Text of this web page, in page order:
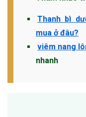
Thanh bì
mua ở đâu?
viêm nang
nhanh